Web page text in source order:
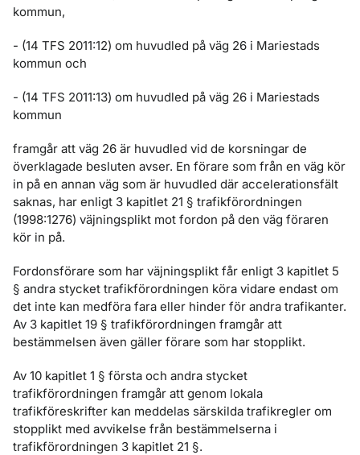
kommun,
- (14 TFS 2011:12) om huvudled på väg 26 i Mariestads
kommun och
- (14 TFS 2011:13) om huvudled på väg 26 i Mariestads
kommun
framgår att väg 26 är huvudled vid de korsningar de
överklagade besluten avser. En förare som från en väg kör
in på en annan väg som är huvudled där accelerationsfält
saknas, har enligt 3 kapitlet 21 § trafikförordningen
(1998:1276) väjningsplikt mot fordon på den väg föraren
kör in på.
Fordonsförare som har väjningsplikt får enligt 3 kapitlet 5
§ andra stycket trafikförordningen köra vidare endast om
det inte kan medföra fara eller hinder för andra trafikanter.
Av 3 kapitlet 19 § trafikförordningen framgår att
bestämmelsen även gäller förare som har stopplikt.
Av 10 kapitlet 1 § första och andra stycket
trafikförordningen framgår att genom lokala
trafikföreskrifter kan meddelas särskilda trafikregler om
stopplikt med avvikelse från bestämmelserna i
trafikförordningen 3 kapitlet 21 §.